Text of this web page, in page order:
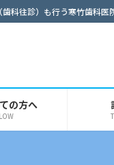
科往診）も行う寒竹歯科
の方へ